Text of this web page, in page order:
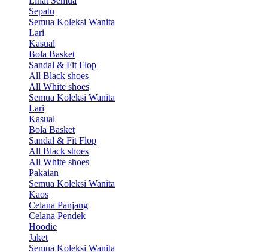
Sepatu
Semua Koleksi Wanita
Lari
Kasual
Bola Basket
Sandal & Fit Flop
All Black shoes
All White shoes
Semua Koleksi Wanita
Lari
Kasual
Bola Basket
Sandal & Fit Flop
All Black shoes
All White shoes
Pakaian
Semua Koleksi Wanita
Kaos
Celana Panjang
Celana Pendek
Hoodie
Jaket
Semua Koleksi Wanita